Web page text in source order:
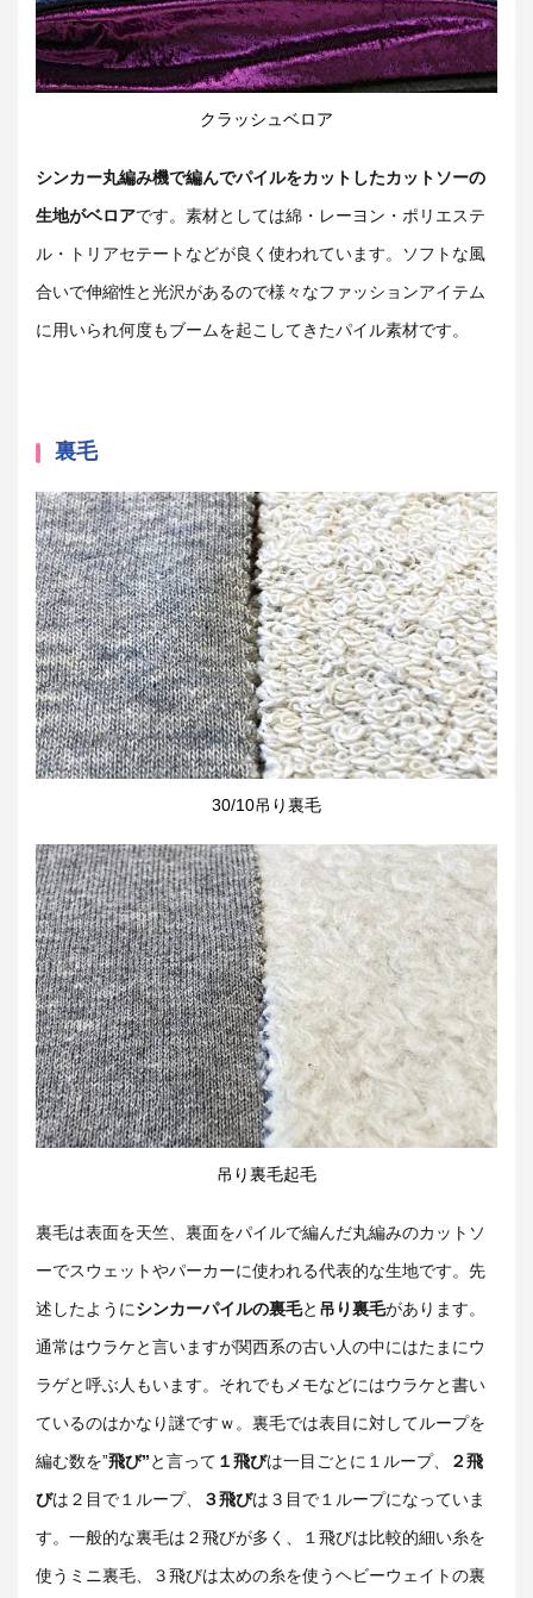
クラッシュベロア
シンカー丸編み機で編んでパイルをカットしたカットソーの
生地がベロアです。素材としては綿・レーヨン・ポリエステ
ル・トリアセテートなどが良く使われています。ソフトな風
合いで伸縮性と光沢があるので様々なファッションアイテム
に用いられ何度もブームを起こしてきたパイル素材です。
裏毛
30/10吊り裏毛
吊り裏毛起毛
裏毛は表面を天竺、裏面をパイルで編んだ丸編みのカットソ
ーでスウェットやパーカーに使われる代表的な生地です。先
述したようにシンカーパイルの裏毛と 吊り裏毛があります。
通常はウラケと言いますが関西系の古い人の中にはたまにウ
ラゲと呼ぶ人もいます。それでもメモなどにはウラケと書い
ているのはかなり謎ですｗ。裏毛では表目に対してループを
編む数を”飛び”と言って １飛びは一目ごとに１ループ、
２飛
びは２目で１ループ、 ３飛びは３目で１ループになっていま
す。一般的な裏毛は２飛びが多く、１飛びは比較的細い糸を
使うミニ裏毛、３飛びは太めの糸を使うヘビーウェイトの裏